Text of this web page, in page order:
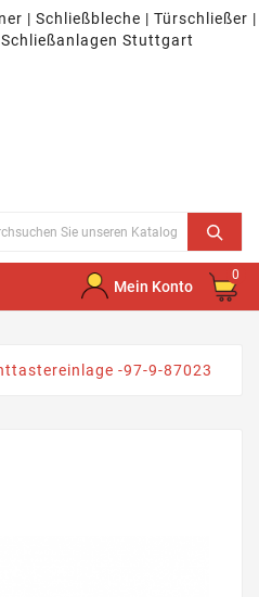
| Schließbleche | Türschließer |
Stuttgart
Mein Konto
0
-97-9-87023